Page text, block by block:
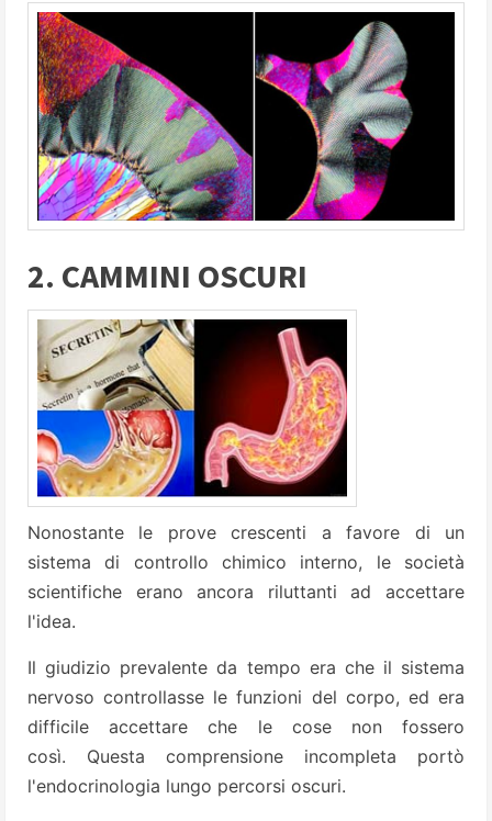
2. CAMMINI OSCURI
Nonostante le prove crescenti a favore di un
sistema di controllo chimico interno, le società
scientifiche erano ancora riluttanti ad accettare
l'idea.
Il giudizio prevalente da tempo era che il sistema
nervoso controllasse le funzioni del corpo, ed era
difficile accettare che le cose non fossero
così. Questa comprensione incompleta portò
l'endocrinologia lungo percorsi oscuri.